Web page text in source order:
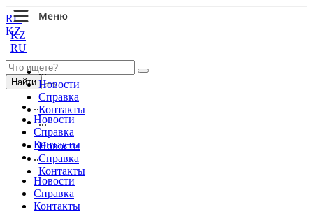
KZ
RU
...
Новости
Справка
Контакты
...
Новости
Справка
Контакты
RU
KZ
Найти
...
Новости
Справка
Контакты
...
Новости
Справка
Контакты